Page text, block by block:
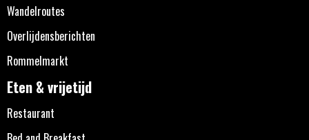
Wandelroutes
Overlijdensberichten
Rommelmarkt
Eten & vrijetijd
Restaurant